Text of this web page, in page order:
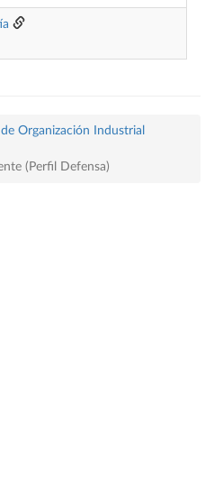
Organización Industrial
(Perfil Defensa)